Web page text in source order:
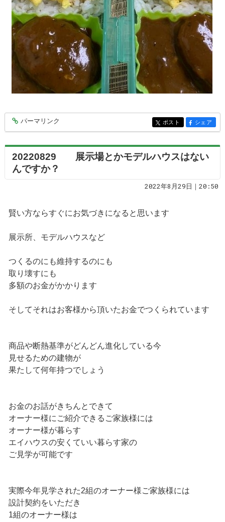
entry7465
パーマリンク entry7465
ポスト entry7465
シェア
20220829 展示場とかモデルハウスはない
んですか？
2022年8月29日｜20:50
賢い方ならすぐにお気づきになると思います
展示所、モデルハウスなど
つくるのにも維持するのにも
取り壊すにも
多額のお金がかかります
そしてそれはお客様から頂いたお金でつくられています
商品や断熱基準がどんどん進化している今
見せるための建物が
果たして何年持つでしょう
お金のお話がきちんとできて
オーナー様にご紹介できるご家族様には
オーナー様が暮らす
エイハウスの安くていい暮らす家の
ご見学が可能です
実際今年見学された2組のオーナー様ご家族様には
設計契約をいただき
1組のオーナー様は